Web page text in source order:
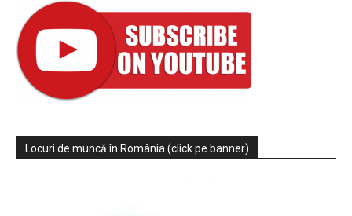
Locuri de muncă în România (click pe banner)